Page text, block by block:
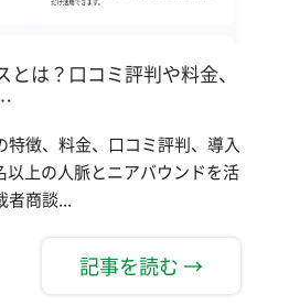
は？口コミ評判や料金、
特徴、料金、口コミ評判、導入
以上の人脈とニアバウンドを活
者商談...
記事を読む →